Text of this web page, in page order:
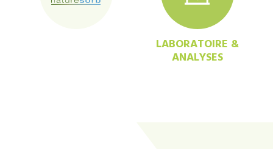
LABORATOIRE &
ANALYSES